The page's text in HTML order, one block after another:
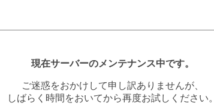
現在サーバーのメンテナンス中です。
ご迷惑をおかけして申し訳ありませんが、
しばらく時間をおいてから再度お試しください。